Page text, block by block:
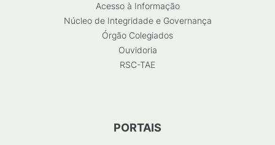
Acesso à Informação
Núcleo de Integridade e Governança
Órgão Colegiados
Ouvidoria
RSC-TAE
PORTAIS